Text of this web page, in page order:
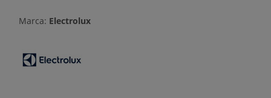
Marca: Electrolux